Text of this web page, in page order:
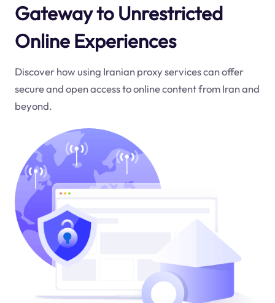
Gateway to Unrestricted
Online Experiences
Discover how using Iranian proxy services can offer
secure and open access to online content from Iran and
beyond.